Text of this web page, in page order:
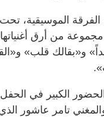
الموسيقية، تحت
من أرق أغنياتها
و«بقالك قلب»
الكبير في الحفل
تامر عاشور